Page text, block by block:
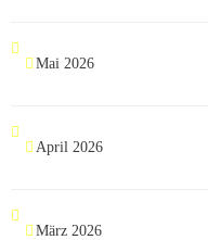
Mai 2026
April 2026
März 2026